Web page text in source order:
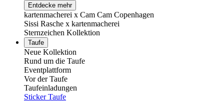
Entdecke mehr
kartenmacherei x Cam Cam Copenhagen
Sissi Rasche x kartenmacherei
Sternzeichen Kollektion
Taufe
Neue Kollektion
Rund um die Taufe
Eventplattform
Vor der Taufe
Taufeinladungen
Sticker Taufe